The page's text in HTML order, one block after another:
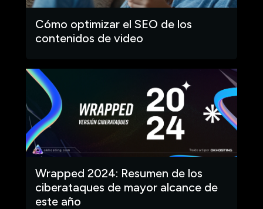
Cómo optimizar el SEO de los
contenidos de video
Wrapped 2024: Resumen de los
ciberataques de mayor alcance de
este año